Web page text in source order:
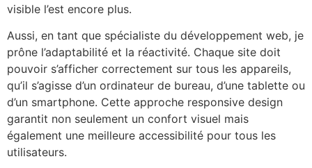
visible l’est encore plus.
Aussi, en tant que spécialiste du développement web, je
prône l’adaptabilité et la réactivité. Chaque site doit
pouvoir s’afficher correctement sur tous les appareils,
qu’il s’agisse d’un ordinateur de bureau, d’une tablette ou
d’un smartphone. Cette approche responsive design
garantit non seulement un confort visuel mais
également une meilleure accessibilité pour tous les
utilisateurs.